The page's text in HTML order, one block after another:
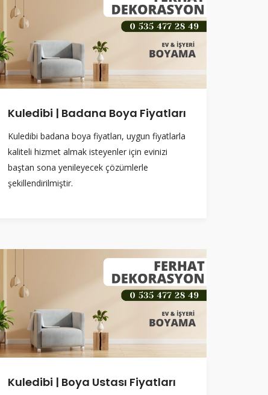
Kuledibi | Badana Boya Fiyatları
Kuledibi badana boya fiyatları, uygun fiyatlarla
kaliteli hizmet almak isteyenler için evinizi
baştan sona yenileyecek çözümlerle
şekillendirilmiştir.
Kuledibi | Boya Ustası Fiyatları